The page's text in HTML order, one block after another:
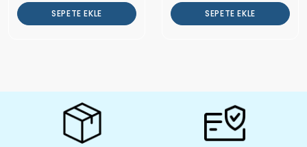
SEPETE EKLE SEPETE EKLE